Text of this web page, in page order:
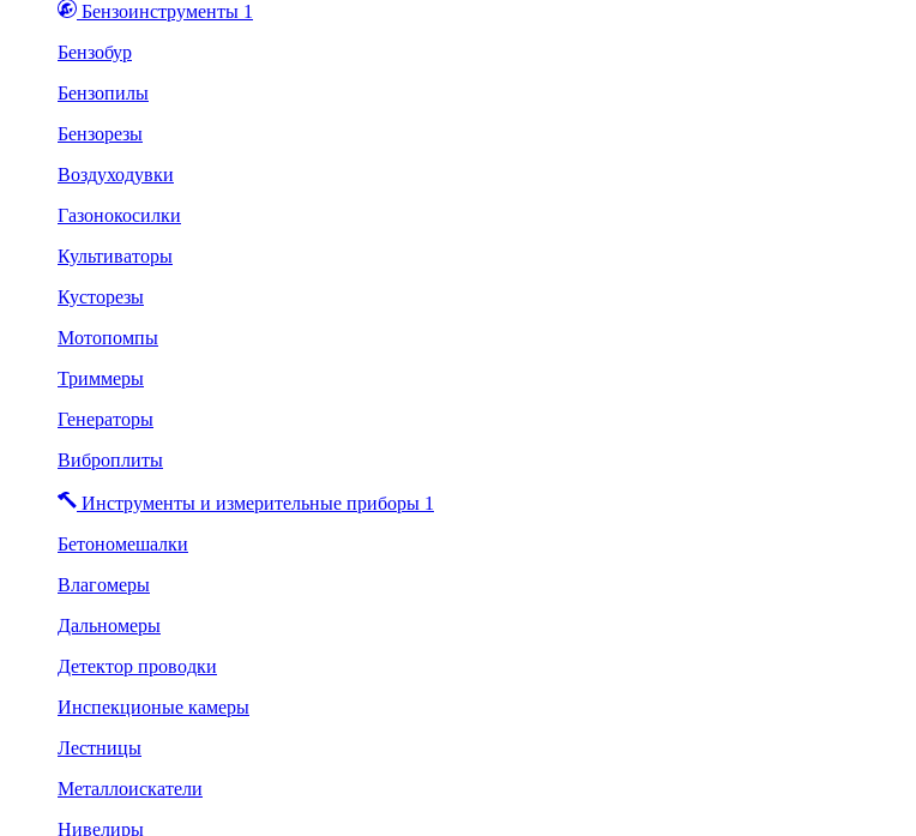
Бензоинструменты 1
Бензобур
Бензопилы
Бензорезы
Воздуходувки
Газонокосилки
Культиваторы
Кусторезы
Мотопомпы
Триммеры
Генераторы
Виброплиты
Инструменты и измерительные приборы 1
Бетономешалки
Влагомеры
Дальномеры
Детектор проводки
Инспекционые камеры
Лестницы
Металлоискатели
Нивелиры